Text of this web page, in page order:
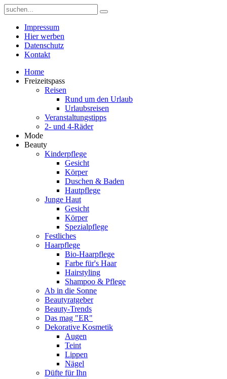
Impressum
Hier werben
Datenschutz
Kontakt
Home
Freizeitspass
Reisen
Rund um den Urlaub
Urlaubsreisen
Veranstaltungstipps
2- und 4-Räder
Mode
Beauty
Kinderpflege
Gesicht
Körper
Duschen & Baden
Hautpflege
Junge Haut
Gesicht
Körper
Spezialpflege
Festliches
Haarpflege
Bio-Haarpflege
Farbe für's Haar
Hairstyling
Shampoo & Pflege
Ab in die Sonne
Beautyratgeber
Beauty-Trends
Das mag "ER"
Dekorative Kosmetik
Augen
Teint
Lippen
Nägel
Düfte für Ihn